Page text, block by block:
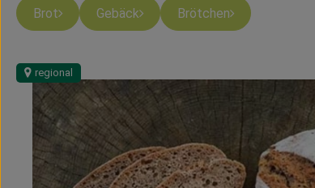
Brot Gebäck Brötchen
regional